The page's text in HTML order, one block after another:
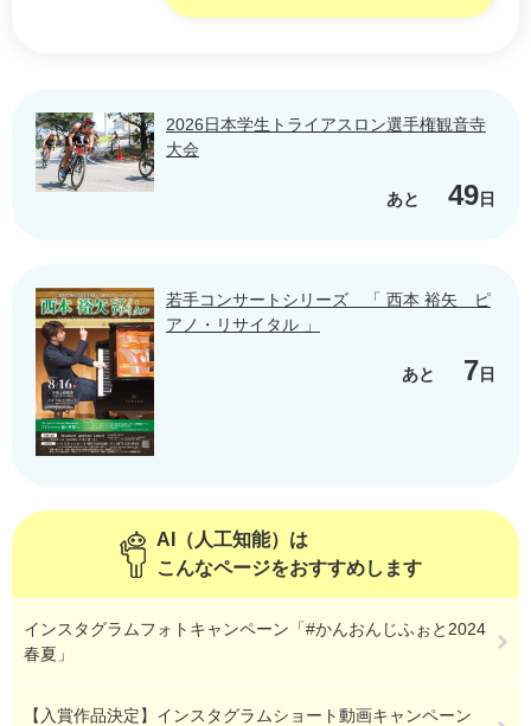
2026日本学生トライアスロン選手権観音寺
大会
あと 49日
若手コンサートシリーズ 「 西本 裕矢 ピ
アノ・リサイタル 」
あと 7日
AI（人工知能）は
こんなページをおすすめします
インスタグラムフォトキャンペーン「#かんおんじふぉと2024
春夏」
【入賞作品決定】インスタグラムショート動画キャンペーン